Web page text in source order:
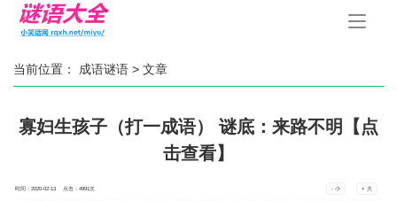
手
当前位置： 成语谜语 > 文章
寡妇生孩子（打一成语） 谜底：来路不明【点
击查看】
时间：2020-02-13 点击：4991次 - 小 + 大